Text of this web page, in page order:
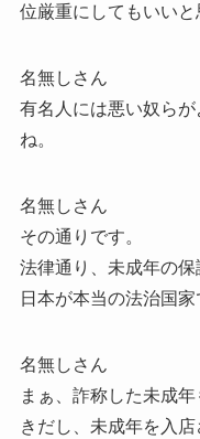
位厳重にしてもいいと
名無しさん
有名人には悪い奴ら
ね。
名無しさん
その通りです。
法律通り、未成年の保
日本が本当の法治国家
名無しさん
まぁ、詐称した未成
きだし、未成年を入店